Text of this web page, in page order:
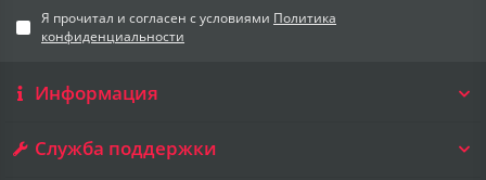
Я прочитал и согласен с условиями Политика
конфиденциальности
Информация
Служба поддержки